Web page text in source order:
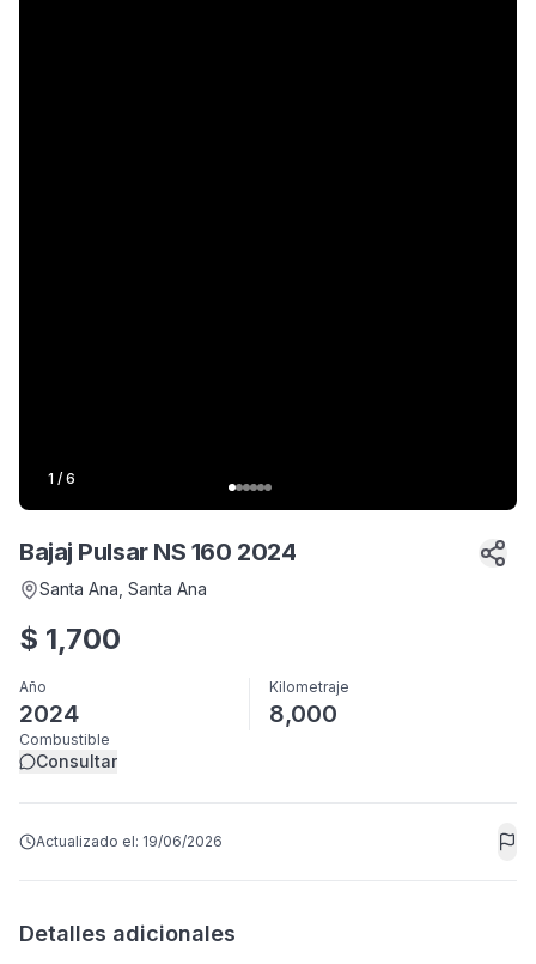
1 / 6
Bajaj Pulsar NS 160 2024
Santa Ana , Santa Ana
$ 1,700
Año
2024
Kilometraje
8,000
Combustible
Consultar
Actualizado el: 19/06/2026
Detalles adicionales